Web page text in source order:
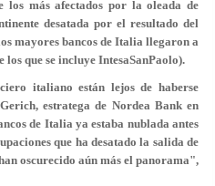
los más afectados por la oleada de
desatada por el resultado del
mayores bancos de Italia llegaron a
los que se incluye IntesaSanPaolo).
italiano están lejos de haberse
estratega de Nordea Bank en
de Italia ya estaba nublada antes
que ha desatado la salida de
oscurecido aún más el panorama",